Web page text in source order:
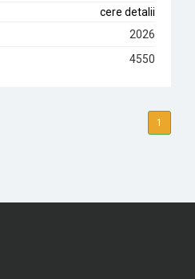
cere detalii
2026
4550
1